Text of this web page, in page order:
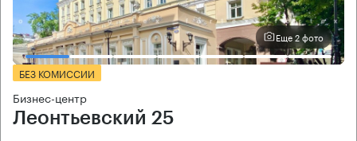
Еще 2 фото
БЕЗ КОМИССИИ
Бизнес-центр
Леонтьевский 25